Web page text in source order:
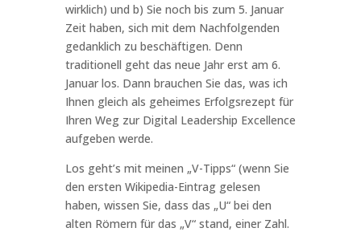
wirklich) und b) Sie noch bis zum 5. Januar
Zeit haben, sich mit dem Nachfolgenden
gedanklich zu beschäftigen. Denn
traditionell geht das neue Jahr erst am 6.
Januar los. Dann brauchen Sie das, was ich
Ihnen gleich als geheimes Erfolgsrezept für
Ihren Weg zur Digital Leadership Excellence
aufgeben werde.
Los geht’s mit meinen „V-Tipps“ (wenn Sie
den ersten Wikipedia-Eintrag gelesen
haben, wissen Sie, dass das „U“ bei den
alten Römern für das „V“ stand, einer Zahl.